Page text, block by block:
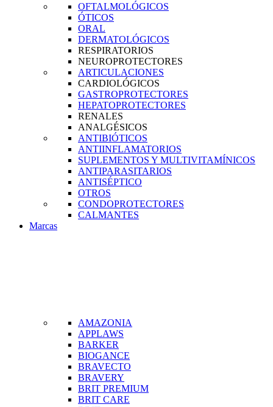
OFTALMOLÓGICOS
ÓTICOS
ORAL
DERMATOLÓGICOS
RESPIRATORIOS
NEUROPROTECTORES
ARTICULACIONES
CARDIOLÓGICOS
GASTROPROTECTORES
HEPATOPROTECTORES
RENALES
ANALGÉSICOS
ANTIBIÓTICOS
ANTIINFLAMATORIOS
SUPLEMENTOS Y MULTIVITAMÍNICOS
ANTIPARASITARIOS
ANTISÉPTICO
OTROS
CONDOPROTECTORES
CALMANTES
Marcas
AMAZONIA
APPLAWS
BARKER
BIOGANCE
BRAVECTO
BRAVERY
BRIT PREMIUM
BRIT CARE